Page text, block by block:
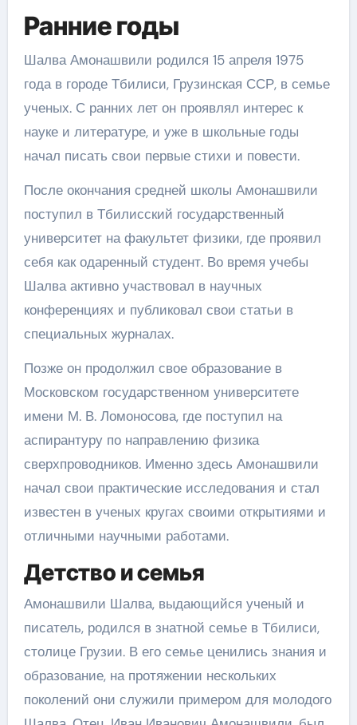
Ранние годы
Шалва Амонашвили родился 15 апреля 1975
года в городе Тбилиси, Грузинская ССР, в семье
ученых. С ранних лет он проявлял интерес к
науке и литературе, и уже в школьные годы
начал писать свои первые стихи и повести.
После окончания средней школы Амонашвили
поступил в Тбилисский государственный
университет на факультет физики, где проявил
себя как одаренный студент. Во время учебы
Шалва активно участвовал в научных
конференциях и публиковал свои статьи в
специальных журналах.
Позже он продолжил свое образование в
Московском государственном университете
имени М. В. Ломоносова, где поступил на
аспирантуру по направлению физика
сверхпроводников. Именно здесь Амонашвили
начал свои практические исследования и стал
известен в ученых кругах своими открытиями и
отличными научными работами.
Детство и семья
Амонашвили Шалва, выдающийся ученый и
писатель, родился в знатной семье в Тбилиси,
столице Грузии. В его семье ценились знания и
образование, на протяжении нескольких
поколений они служили примером для молодого